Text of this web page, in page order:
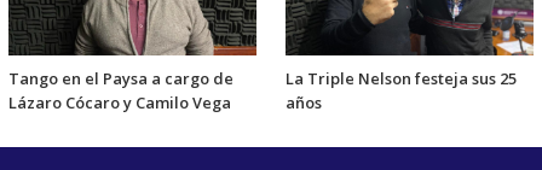
Tango en el Paysa a cargo de
Lázaro Cócaro y Camilo Vega
La Triple Nelson festeja sus 25
años